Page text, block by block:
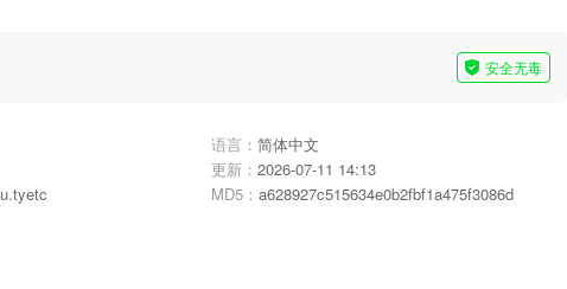
安全无毒
语言： 简体中文
更新： 2026-07-11 14:13
MD5： a628927c515634e0b2fbf1a475f3086d